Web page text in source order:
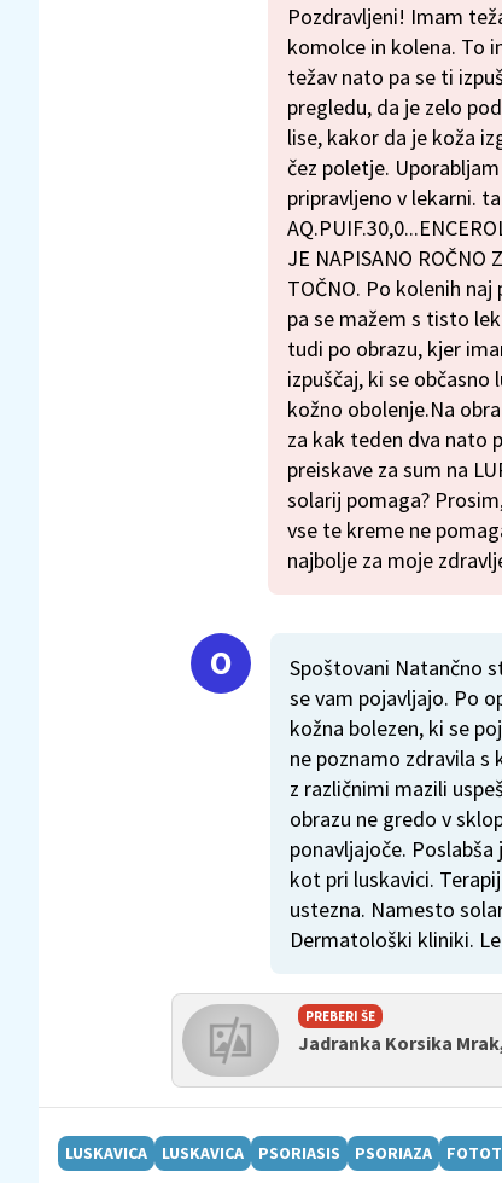
Pozdravljeni! Imam
komolce in kolena. To
težav nato pa se ti
pregledu, da je zelo
lise, kakor da je koža
čez poletje.
pripravljeno v lekarni.
JE NAPISANO ROČNO
TOČNO. Po kolenih
pa se mažem s tisto
tudi po obrazu, kjer
izpuščaj, ki se
kožno obolenje.Na
za kak teden dva nato
preiskave za sum na
solarij pomaga?
vse te kreme ne
najbolje za moje
Spoštovani Natančno
se vam pojavljajo. Po
kožna bolezen, ki se
ne poznamo zdravila
z različnimi mazili
obrazu ne gredo v
ponavljajoče.
kot pri luskavici.
ustezna. Namesto
Dermatološki kliniki.
PREBERI ŠE
Jadranka Korsika
LUSKAVICA LUSKAVICA PSORIASIS PSORIAZA